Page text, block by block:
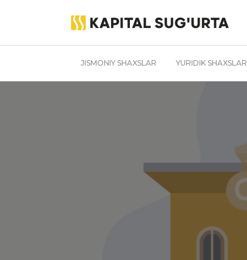
JISMONIY SHAXSLAR YURIDIK SHAXSLAR